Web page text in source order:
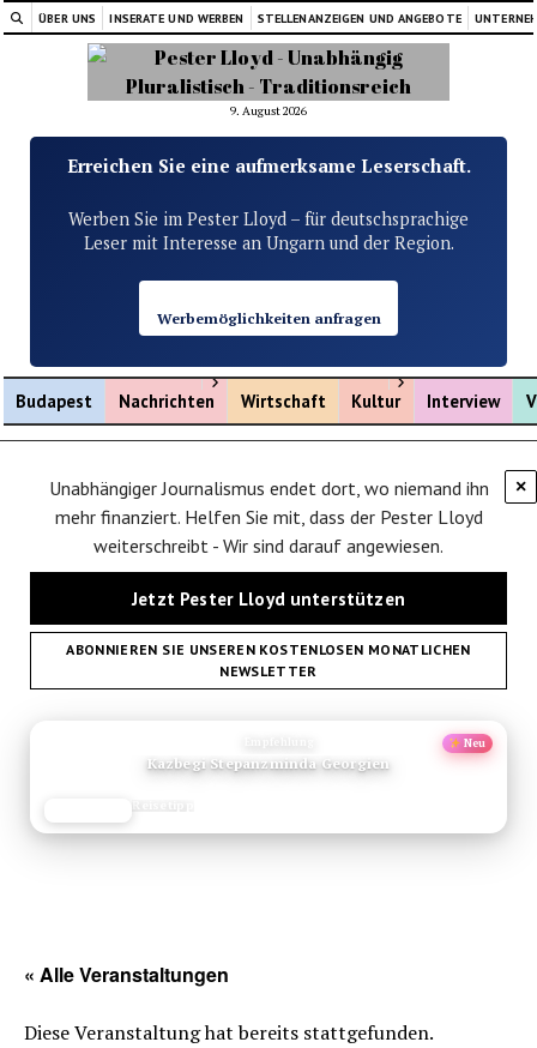
ÜBER UNS INSERATE UND WERBEN STELLENANZEIGEN UND ANGEBOTE
9. August 2026
Erreichen Sie eine aufmerksame Leserschaft.
Werben Sie im Pester Lloyd – für deutschsprachige
Leser mit Interesse an Ungarn und der Region.
Werbemöglichkeiten anfragen
Budapest Nachrichten
Menü öffnen
Wirtschaft Kultur
Menü öffnen
Interview
×
Unabhängiger Journalismus endet dort, wo niemand ihn
mehr finanziert. Helfen Sie mit, dass der Pester Lloyd
weiterschreibt - Wir sind darauf angewiesen.
Jetzt Pester Lloyd unterstützen
ABONNIEREN SIE UNSEREN KOSTENLOSEN MONATLICHEN
NEWSLETTER
Neu
Kazbegi Stepanzminda Georgien
Reisetipp
« Alle Veranstaltungen
Diese Veranstaltung hat bereits stattgefunden.